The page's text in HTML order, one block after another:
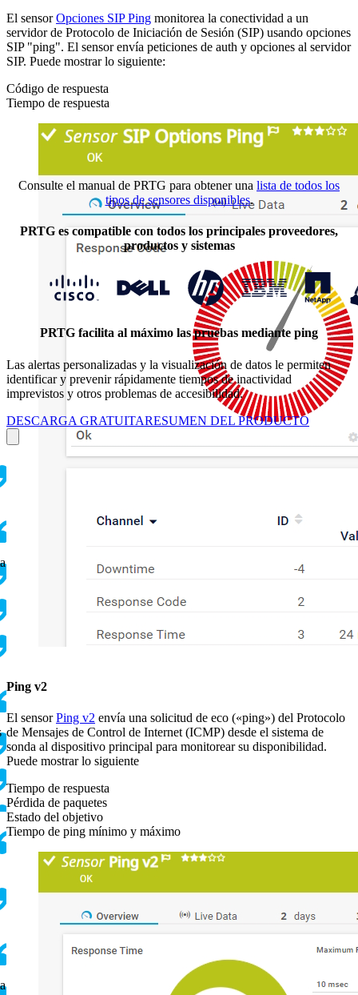
El sensorOpciones SIP Ping monitorea la conectividad a un
servidor de Protocolo de Iniciación de Sesión (SIP) usando opciones
SIP "ping". El sensor envía peticiones de auth y opciones al servidor
SIP. Puede mostrar lo siguiente:
Código de respuesta
Tiempo de respuesta
Ping v2
El sensorPing v2 envía una solicitud de eco («ping») del Protocolo
de Mensajes de Control de Internet (ICMP) desde el sistema de
sonda al dispositivo principal para monitorear su disponibilidad.
Puede mostrar lo siguiente
Tiempo de respuesta
Pérdida de paquetes
Estado del objetivo
Tiempo de ping mínimo y máximo
Consulte el manual de PRTG para obtener una lista de todos los
tipos de sensores disponibles.
PRTG es compatible con todos los principales proveedores,
productos y sistemas
PRTG facilita al máximo las pruebas mediante ping
Las alertas personalizadas y la visualización de datos le permiten
identificar y prevenir rápidamente tiempos de inactividad
imprevistos y otros problemas de accesibilidad.
DESCARGA GRATUITARESUMEN DEL PRODUCTO